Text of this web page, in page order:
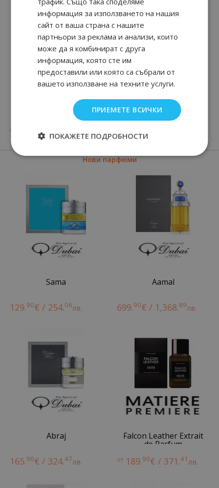
L'HOMME IDEAL
от € / 125. лв.
L'Homme Ideal
L'Intense
60. € / 117.
Нови парфюми
Sama
129.90€ / 254.06лв.
Aamal
699.90€ / 1,368.89лв.
Abraj
165.90€ / 324.47лв.
Falcon Leather Extrait
de Parfum
от 189.90€ / 371.41лв.
информация за използването на нашия
сайт от ваша страна с нашите
партньори за реклама и анализи, които
може да я комбинират с друга
информация, която сте им
предоставили или която са събрали от
вашето използване на техните услуги.
ПРИЕМЕТЕ ВСИЧКИ
ПОКАЖЕТЕ ПОДРОБНОСТИ